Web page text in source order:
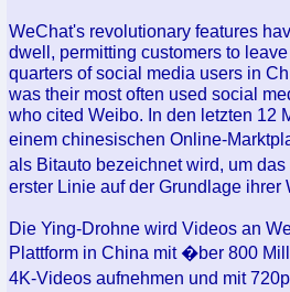
WeChat's revolutionary features
dwell, permitting customers to
quarters of social media users in
was their most often used social
who cited Weibo. In den letzten 12
einem chinesischen Online-
als Bitauto bezeichnet wird, um
erster Linie auf der Grundlage
Die Ying-Drohne wird Videos an
Plattform in China mit �ber 800
4K-Videos aufnehmen und mit